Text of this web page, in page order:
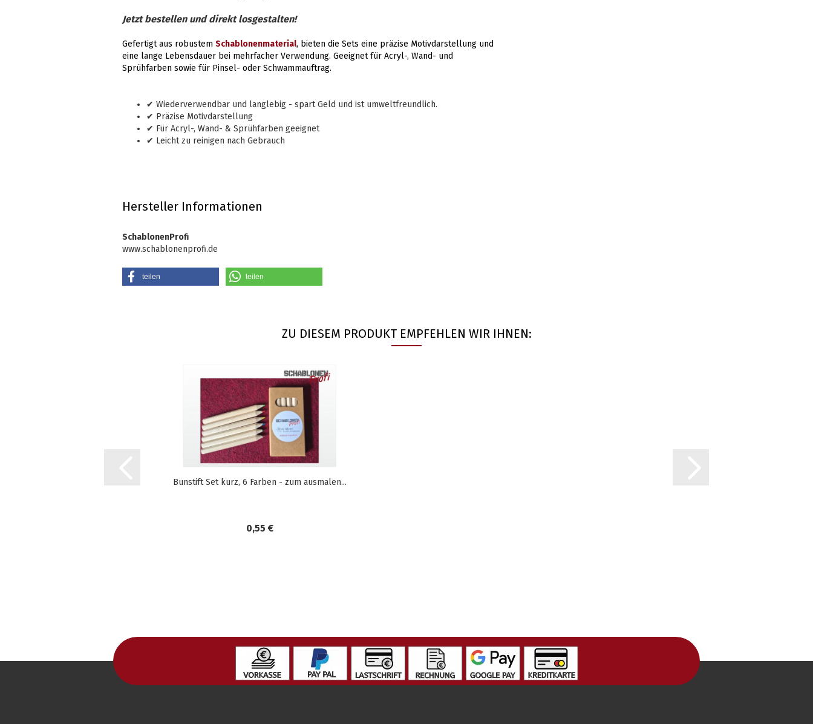
Jetzt bestellen und direkt losgestalten!
Gefertigt aus robustem Schablonenmaterial, bieten die Sets eine präzise Motivdarstellung und
eine lange Lebensdauer bei mehrfacher Verwendung. Geeignet für Acryl-, Wand- und
Sprühfarben sowie für Pinsel- oder Schwammauftrag.
✔ Wiederverwendbar und langlebig - spart Geld und ist umweltfreundlich.
✔ Präzise Motivdarstellung
✔ Für Acryl-, Wand- & Sprühfarben geeignet
✔ Leicht zu reinigen nach Gebrauch
Hersteller Informationen
SchablonenProfi
www.schablonenprofi.de
teilen teilen
ZU DIESEM PRODUKT EMPFEHLEN WIR IHNEN:
Bunstift Set kurz, 6 Farben - zum ausmalen...
0,55 €